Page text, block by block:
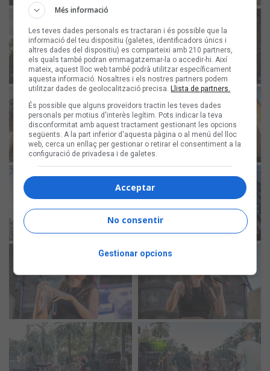
Més informació
Les teves dades personals es tractaran i és possible que la
informació del teu dispositiu (galetes, identificadors únics i
altres dades del dispositiu) es comparteixi amb 210 partners,
els quals també podran emmagatzemar-la o accedir-hi. Així
mateix, aquest lloc web també podrà utilitzar específicament
aquesta informació. Nosaltres i els nostres partners podem
utilitzar dades de geolocalització precisa. Llista de partners.
És possible que alguns proveïdors tractin les teves dades
personals per motius d'interès legítim. Pots indicar la teva
disconformitat amb aquest tractament gestionant les opcions
següents. A la part inferior d'aquesta pàgina o al menú del lloc
web, cerca un enllaç per gestionar o retirar el consentiment a la
configuració de privadesa i de galetes.
Acceptar
No consentir
Gestionar opcions